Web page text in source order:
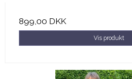
899,00 DKK
Vis produkt